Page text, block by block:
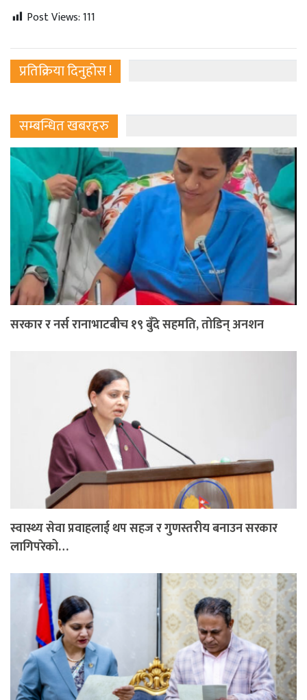
Post Views:111
प्रतिक्रिया दिनुहोस !
सम्बन्धित खबरहरु
सरकार र नर्स रानाभाटबीच १९ बुँदे सहमति, तोडिन् अनशन
स्वास्थ्य सेवा प्रवाहलाई थप सहज र गुणस्तरीय बनाउन सरकार
लागिपरेको…